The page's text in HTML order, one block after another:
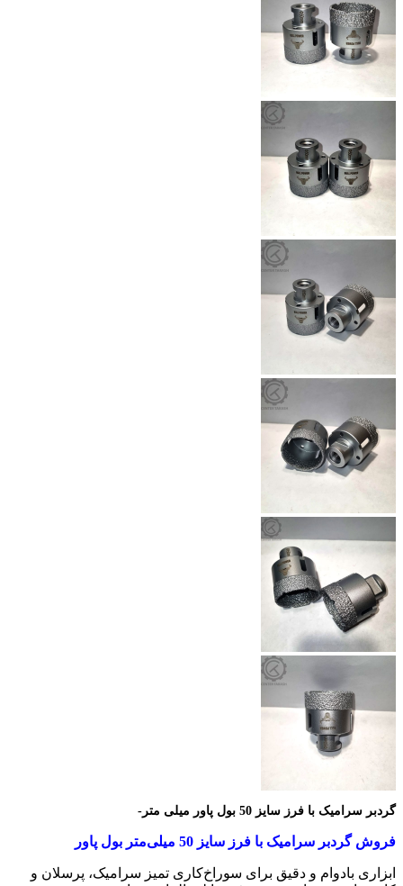
گردبر سرامیک با فرز سایز 50 بول پاور میلی متر-
فروش گردبر سرامیک با فرز سایز 50 میلی‌متر بول پاور
ابزاری بادوام و دقیق برای سوراخ‌کاری تمیز سرامیک، پرسلان و